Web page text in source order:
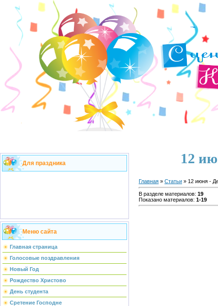
Для праздника
Меню сайта
Главная страница
Голосовые поздравления
Новый Год
Рождество Христово
День студента
Сретение Господне
12
Главная » Статьи » 12 июня -
В разделе материалов: 19
Показано материалов: 1-19